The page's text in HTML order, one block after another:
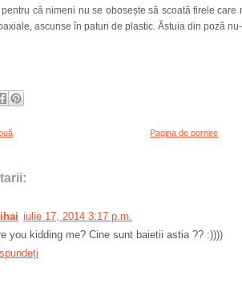
pentru că nimeni nu se obosește să scoată firele
ascunse în paturi de plastic. Ăstuia din poză
Pagina de pornire
iulie 17, 2014 3:17 p.m.
you kidding me? Cine sunt baietii astia ?? :))))